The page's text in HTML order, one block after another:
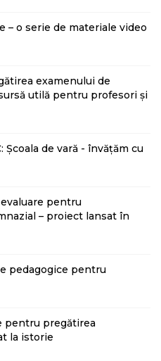
– o serie de materiale video
examenului de
utilă pentru profesori și
Școala de vară - învățăm cu
pentru
– proiect lansat în
pedagogice pentru
pentru pregătirea
la istorie